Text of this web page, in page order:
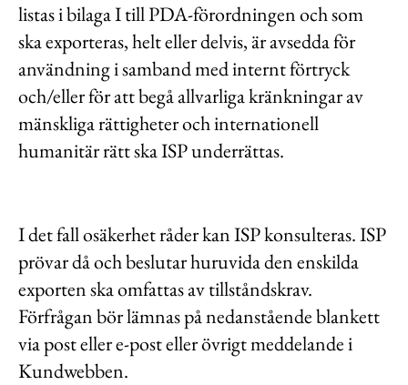
listas i bilaga I till PDA-förordningen och som
ska exporteras, helt eller delvis, är avsedda för
användning i samband med internt förtryck
och/eller för att begå allvarliga kränkningar av
mänskliga rättigheter och internationell
humanitär rätt ska ISP underrättas.
I det fall osäkerhet råder kan ISP konsulteras. ISP
prövar då och beslutar huruvida den enskilda
exporten ska omfattas av tillståndskrav.
Förfrågan bör lämnas på nedanstående blankett
via post eller e-post eller övrigt meddelande i
Kundwebben.